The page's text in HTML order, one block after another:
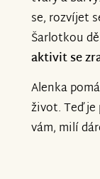
se, rozvíjet
Šarlotkou
aktivit se
Alenka
život. Teď
vám, milí